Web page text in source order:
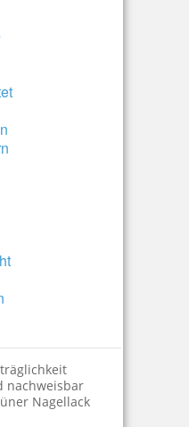
nachweisbar
Nagellack